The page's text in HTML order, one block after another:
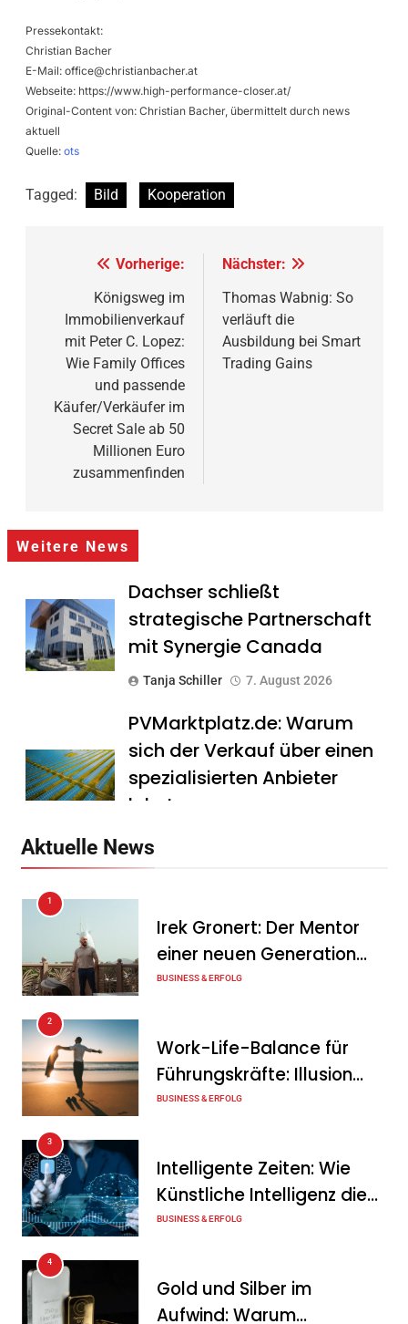
Pressekontakt:
Christian Bacher
E-Mail: office@christianbacher.at
Webseite: https://www.high-performance-closer.at/
Original-Content von: Christian Bacher, übermittelt durch news
aktuell
Quelle: ots
Tagged: Bild Kooperation
Beitragsnavigation
Vorherige:
Königsweg im
Immobilienverkauf
mit Peter C. Lopez:
Wie Family Offices
und passende
Käufer/Verkäufer im
Secret Sale ab 50
Millionen Euro
zusammenfinden
Nächster:
Thomas Wabnig: So
verläuft die
Ausbildung bei Smart
Trading Gains
Weitere News
Dachser schließt
strategische Partnerschaft
mit Synergie Canada
Tanja Schiller 7. August 2026
PVMarktplatz.de: Warum
sich der Verkauf über einen
spezialisierten Anbieter
lohnt
Mitarbeitergespräch pro
Jahr nichts verändert – und
was stattdessen
Verbindlichkeit schafft
Tanja Schiller 7. August 2026
Wenn jede Minute zählt: Wie
Onboard-Kurier-Spezialist
Notfalllogistik neu denkt
Aktuelle News
1
Irek Gronert: Der Mentor
einer neuen Generation
von Unternehmern
BUSINESS & ERFOLG
2
Work-Life-Balance für
Führungskräfte: Illusion
oder echte Chance?
BUSINESS & ERFOLG
3
Intelligente Zeiten: Wie
Künstliche Intelligenz die
Geschäftswelt verändert
BUSINESS & ERFOLG
4
Gold und Silber im
Aufwind: Warum